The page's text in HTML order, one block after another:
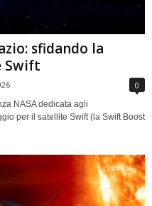
sfidando la
Swift
0
NASA dedicata agli
per il satellite Swift (la Swift Boost